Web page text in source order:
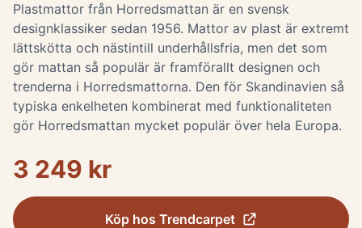
Plastmattor från Horredsmattan är en svensk
designklassiker sedan 1956. Mattor av plast är extremt
lättskötta och nästintill underhållsfria, men det som
gör mattan så populär är framförallt designen och
trenderna i Horredsmattorna. Den för Skandinavien så
typiska enkelheten kombinerat med funktionaliteten
gör Horredsmattan mycket populär över hela Europa.
3 249 kr
Köp hos Trendcarpet